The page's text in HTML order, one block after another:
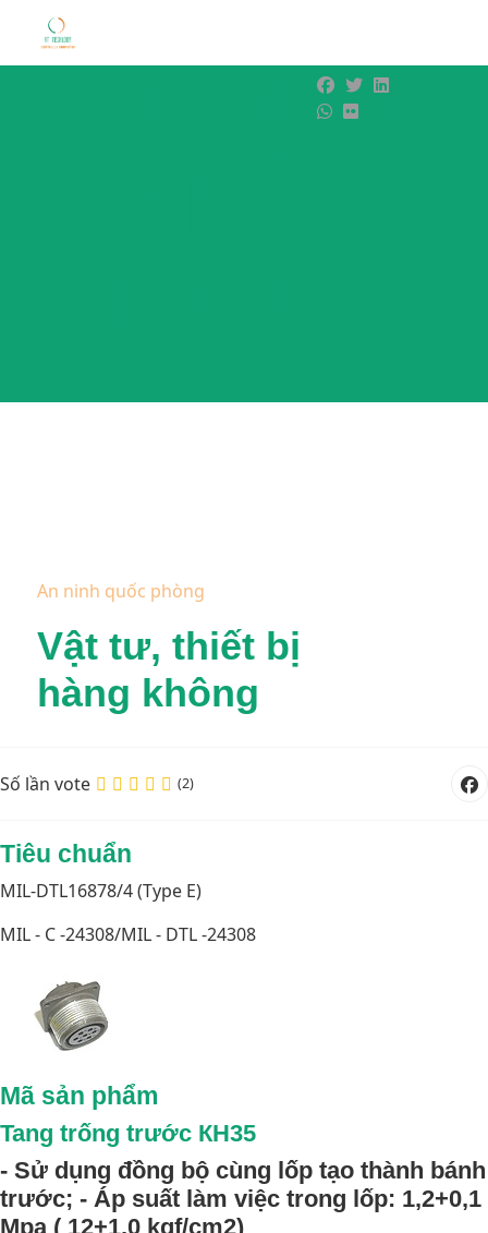
An ninh
An ninh quốc phòng
Vật tư, thiết bị
hàng không
Số lần vote (2)
Tiêu chuẩn
MIL-DTL16878/4 (Type E)
MIL - C -24308/MIL - DTL -24308
Mã sản phẩm
Tang trống trước КН35
- Sử dụng đồng bộ cùng lốp tạo thành bánh
trước; - Áp suất làm việc trong lốp: 1,2+0,1
Mpa ( 12+1,0 kgf/cm2)